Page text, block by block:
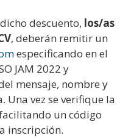
descuento, los/as
, deberán remitir un
especificando en el
JAM 2022 y
mensaje, nombre y
Una vez se verifique la
un código
inscripción.